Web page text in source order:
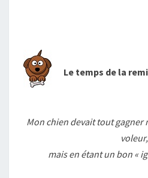
Le temps de la
Mon chien devait tout gagner
voleur,
mais en étant un bon «